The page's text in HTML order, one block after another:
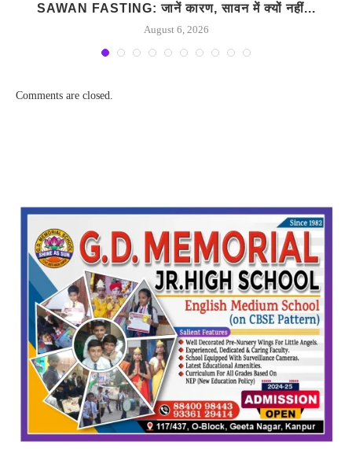
SAWAN FASTING: जानें कारण, सावन में क्यों नहीं...
August 6, 2026
Comments are closed.